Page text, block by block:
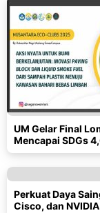
UM Gelar Final
Mencapai SDGs
Perkuat Daya
Cisco, dan